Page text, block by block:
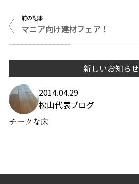
前の記事
マニア向け建材フェア！
新しいお知らせ
2014.04.29
松山代表ブログ
チークな床